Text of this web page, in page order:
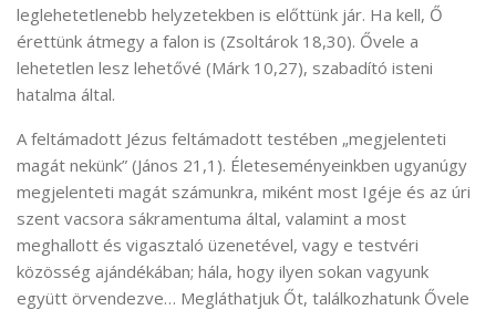
leglehetetlenebb helyzetekben is előttünk jár. Ha kell, Ő
érettünk átmegy a falon is (Zsoltárok 18,30). Ővele a
lehetetlen lesz lehetővé (Márk 10,27), szabadító isteni
hatalma által.
A feltámadott Jézus feltámadott testében „megjelenteti
magát nekünk” (János 21,1). Életeseményeinkben ugyanúgy
megjelenteti magát számunkra, miként most Igéje és az úri
szent vacsora sákramentuma által, valamint a most
meghallott és vigasztaló üzenetével, vagy e testvéri
közösség ajándékában; hála, hogy ilyen sokan vagyunk
együtt örvendezve… Megláthatjuk Őt, találkozhatunk Ővele